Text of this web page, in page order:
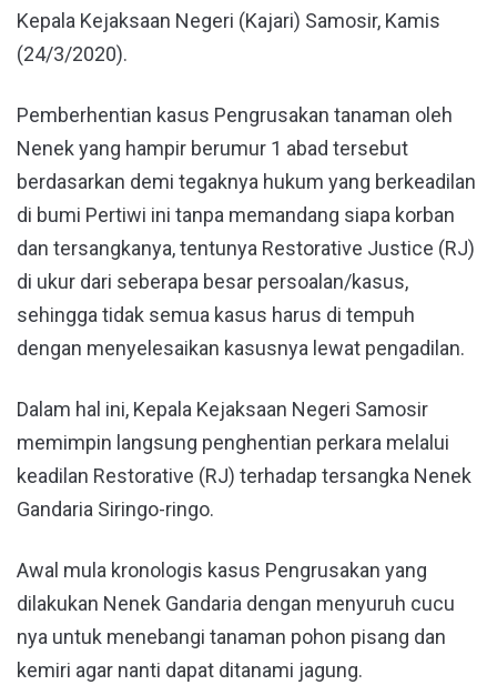
Kepala Kejaksaan Negeri (Kajari) Samosir, Kamis
(24/3/2020).
Pemberhentian kasus Pengrusakan tanaman oleh
Nenek yang hampir berumur 1 abad tersebut
berdasarkan demi tegaknya hukum yang berkeadilan
di bumi Pertiwi ini tanpa memandang siapa korban
dan tersangkanya, tentunya Restorative Justice (RJ)
di ukur dari seberapa besar persoalan/kasus,
sehingga tidak semua kasus harus di tempuh
dengan menyelesaikan kasusnya lewat pengadilan.
Dalam hal ini, Kepala Kejaksaan Negeri Samosir
memimpin langsung penghentian perkara melalui
keadilan Restorative (RJ) terhadap tersangka Nenek
Gandaria Siringo-ringo.
Awal mula kronologis kasus Pengrusakan yang
dilakukan Nenek Gandaria dengan menyuruh cucu
nya untuk menebangi tanaman pohon pisang dan
kemiri agar nanti dapat ditanami jagung.